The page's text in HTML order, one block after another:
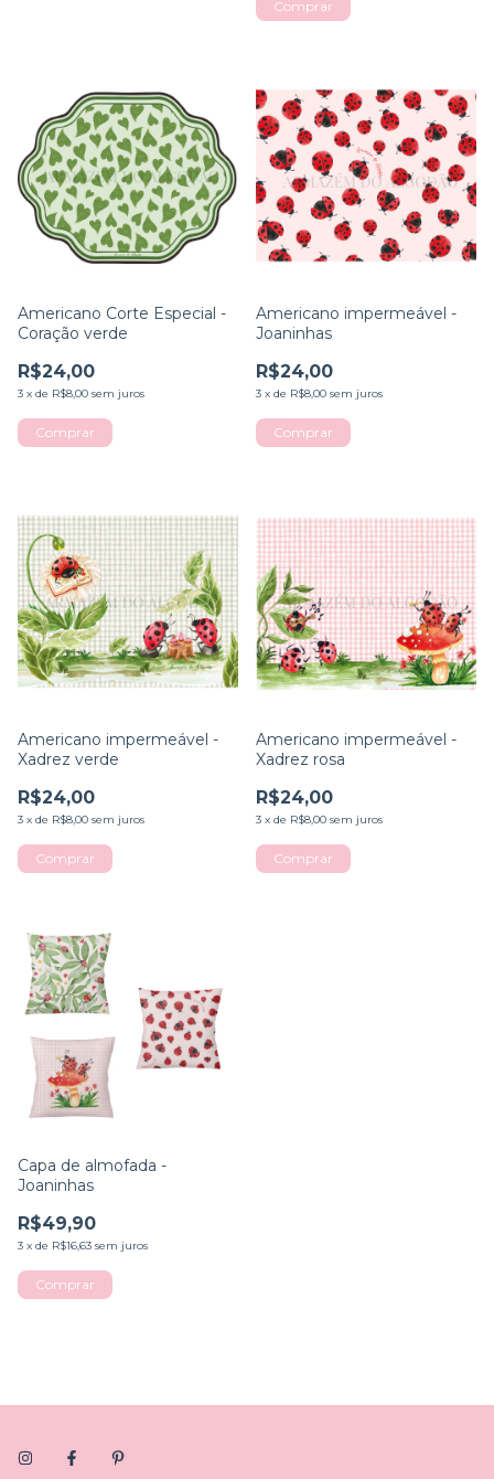
Americano Corte Especial -
Coração verde
R$24,00
3 x de R$8,00 sem juros
Americano impermeável -
Joaninhas
R$24,00
3 x de R$8,00 sem juros
Americano impermeável -
Xadrez verde
R$24,00
3 x de R$8,00 sem juros
Americano impermeável -
Xadrez rosa
R$24,00
3 x de R$8,00 sem juros
Capa de almofada -
Joaninhas
R$49,90
3 x de R$16,63 sem juros
Comprar